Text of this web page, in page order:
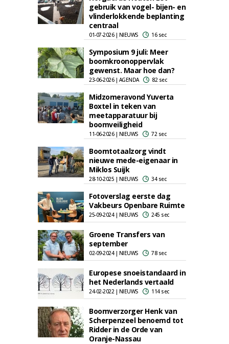
gebruik van vogel- bijen- en
vlinderlokkende beplanting
centraal
01-07-2026 | NIEUWS 16 sec
Symposium 9 juli: Meer
boomkroonoppervlak
gewenst. Maar hoe dan?
23-06-2026 | AGENDA 82 sec
Midzomeravond Yuverta
Boxtel in teken van
meetapparatuur bij
boomveiligheid
11-06-2026 | NIEUWS 72 sec
Boomtotaalzorg vindt
nieuwe mede-eigenaar in
Miklos Suijk
28-10-2025 | NIEUWS 34 sec
Fotoverslag eerste dag
Vakbeurs Openbare Ruimte
25-09-2024 | NIEUWS 245 sec
Groene Transfers van
september
02-09-2024 | NIEUWS 78 sec
Europese snoeistandaard in
het Nederlands vertaald
24-02-2022 | NIEUWS 114 sec
Boomverzorger Henk van
Scherpenzeel benoemd tot
Ridder in de Orde van
Oranje-Nassau